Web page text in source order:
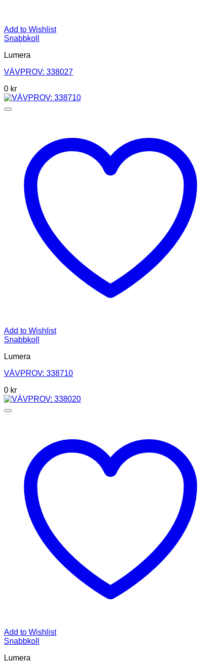
Add to Wishlist
Snabbkoll
Lumera
VÄVPROV: 338027
0 kr
Add to Wishlist
Snabbkoll
Lumera
VÄVPROV: 338710
0 kr
Add to Wishlist
Snabbkoll
Lumera